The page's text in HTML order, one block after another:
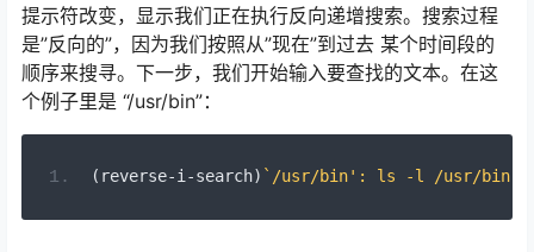
提示符改变，显示我们正在执行反向递增搜索。搜索过程
是”反向的”，因为我们按照从”现在”到过去 某个时间段的
顺序来搜寻。下一步，我们开始输入要查找的文本。在这
个例子里是 “/usr/bin”：
( reverse-i -search) `/usr/bin': ls -l /usr/bin >